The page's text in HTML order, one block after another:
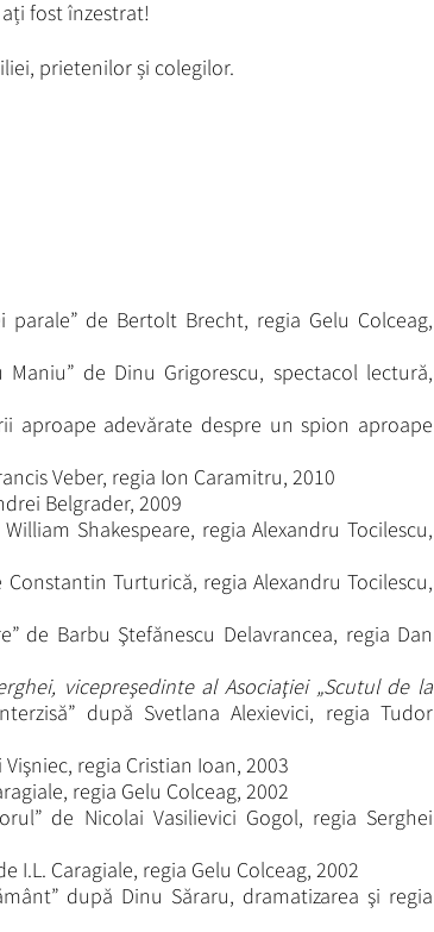
fost înzestrat!
prietenilor și colegilor.
parale” de Bertolt Brecht, regia Gelu Colceag,
de Dinu Grigorescu, spectacol lectură,
aproape adevărate despre un spion aproape
Veber, regia Ion Caramitru, 2010
Belgrader, 2009
William Shakespeare, regia Alexandru Tocilescu,
Constantin Turturică, regia Alexandru Tocilescu,
de Barbu Ştefănescu Delavrancea, regia Dan
vicepreşedinte al Asociaţiei „Scutul de la
după Svetlana Alexievici, regia Tudor
regia Cristian Ioan, 2003
regia Gelu Colceag, 2002
de Nicolai Vasilievici Gogol, regia Serghei
I.L. Caragiale, regia Gelu Colceag, 2002
după Dinu Săraru, dramatizarea şi regia